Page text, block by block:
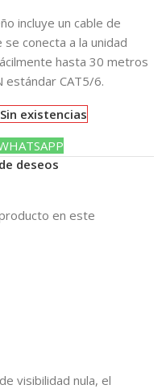
incluye un cable de
se conecta a la unidad
hasta 30 metros
estándar CAT5/6.
Sin existencias
deseos
en este
visibilidad nula, el